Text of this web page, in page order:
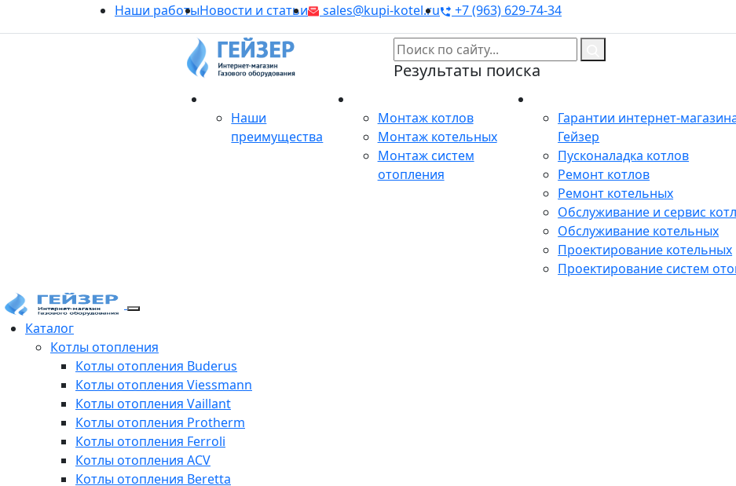
Наши работыНовости и статьи sales@kupi-kotel.ru +7 (963) 629-74-34
Результаты поиска
Наши
преимущества
Монтаж котлов
Монтаж котельных
Монтаж систем
отопления
Гарантии интернет-
Гейзер
Пусконаладка котлов
Ремонт котлов
Ремонт котельных
Обслуживание и сервис
Обслуживание котельных
Проектирование котельных
Проектирование систем
Каталог
Котлы отопления
Котлы отопления Buderus
Котлы отопления Viessmann
Котлы отопления Vaillant
Котлы отопления Protherm
Котлы отопления Ferroli
Котлы отопления ACV
Котлы отопления Beretta